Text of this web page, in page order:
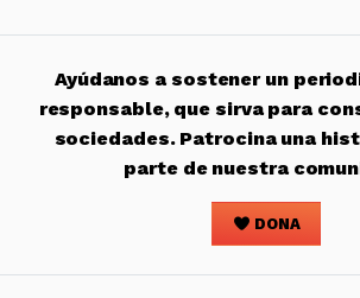
Ayúdanos a sostener un
responsable, que sirva para
sociedades. Patrocina una
parte de nuestra
DONA